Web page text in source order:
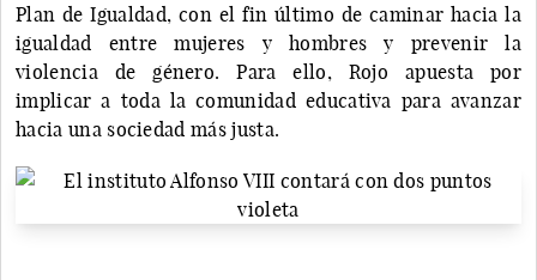
Plan de Igualdad, con el fin último de caminar hacia la
igualdad entre mujeres y hombres y prevenir la
violencia de género. Para ello, Rojo apuesta por
implicar a toda la comunidad educativa para avanzar
hacia una sociedad más justa.